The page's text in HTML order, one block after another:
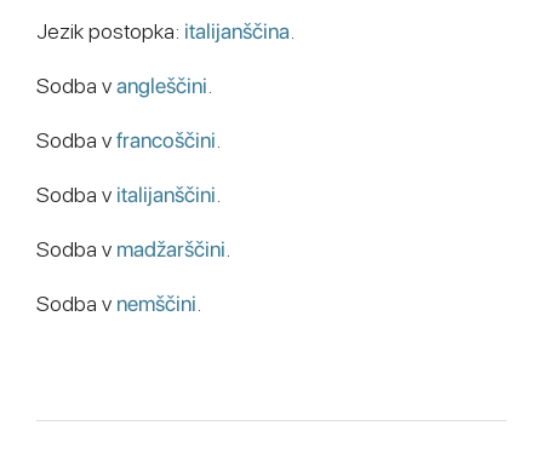
Jezik postopka: italijanščina
Sodba vangleščini
Sodba vfrancoščini
Sodba v italijanščini
Sodba v madžarščini
Sodba v nemščini